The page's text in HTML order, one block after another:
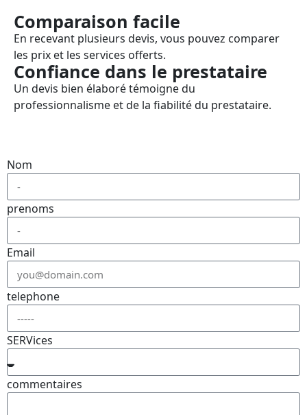
Comparaison facile
En recevant plusieurs devis, vous pouvez comparer
les prix et les services offerts.
Confiance dans le prestataire
Un devis bien élaboré témoigne du
professionnalisme et de la fiabilité du prestataire.
Nom
prenoms
Email
telephone
SERVices
commentaires